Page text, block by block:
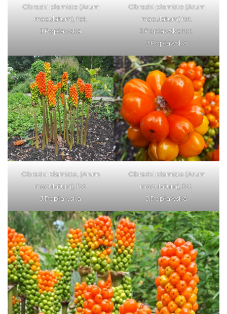
Obrazki plamiste (Arum
maculatum), fot.
J.Popławska
Obrazki plamiste (Arum
maculatum) fot.
J.Popławska fot.
J.Popławska
Obrazki plamiste, (Arum
maculatum), fot.
J.Popławska
Obrazki plamiste (Arum
maculatum), fot.
J.Popławska